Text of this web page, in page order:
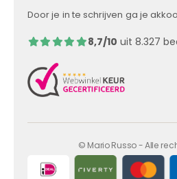
Door je in te schrijven ga je
8,7/10 uit 8.327
© Mario Russo - Alle